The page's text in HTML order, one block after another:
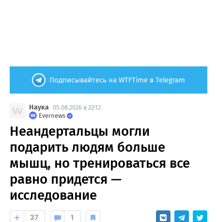
Подписывайтесь на WTFTime в Telegram
Наука 05.08.2026 в 22:12
Evernews
Неандертальцы могли
подарить людям больше
мышц, но тренироваться все
равно придется —
исследование
37 1